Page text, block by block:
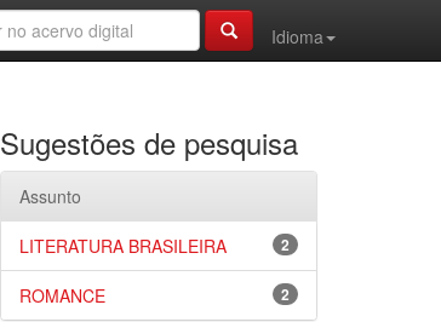
Idioma
Sugestões de pesquisa
Assunto
2
LITERATURA BRASILEIRA
2
ROMANCE